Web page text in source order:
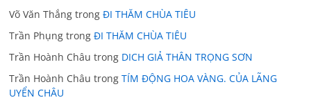
Võ Văn Thắng trongĐI THĂM CHÙA TIÊU
Trần Phụng trongĐI THĂM CHÙA TIÊU
Trần Hoành Châu trong DICH GIẢ THÂN TRỌNG SƠN
Trần Hoành Châu trongTÍM ĐỘNG HOA VÀNG. CỦA LÃNG
UYỂN CHÂU